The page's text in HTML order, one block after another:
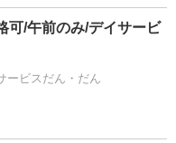
可/午前のみ/デイサービ
ービスだん・だん